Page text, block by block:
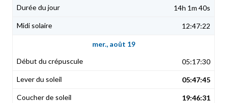
14h 1m 40s
12:47:22
mer., août 19
05:17:30
05:47:45
19:46:31